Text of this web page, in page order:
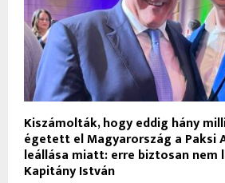
Kiszámolták, hogy eddig hány
égetett el Magyarország a Paksi
leállása miatt: erre biztosan nem
Kapitány István